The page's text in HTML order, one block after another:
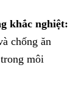
khắc nghiệt:
chống ăn
môi